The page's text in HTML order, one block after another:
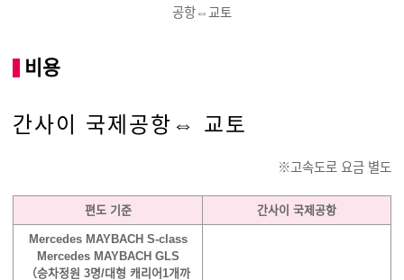
공항⇔교토
비용
간사이 국제공항⇔ 교토
※고속도로 요금 별도
편도 기준 간사이 국제공항
Mercedes MAYBACH S-class
Mercedes MAYBACH GLS
（승차정원 3명/대형 캐리어1개까